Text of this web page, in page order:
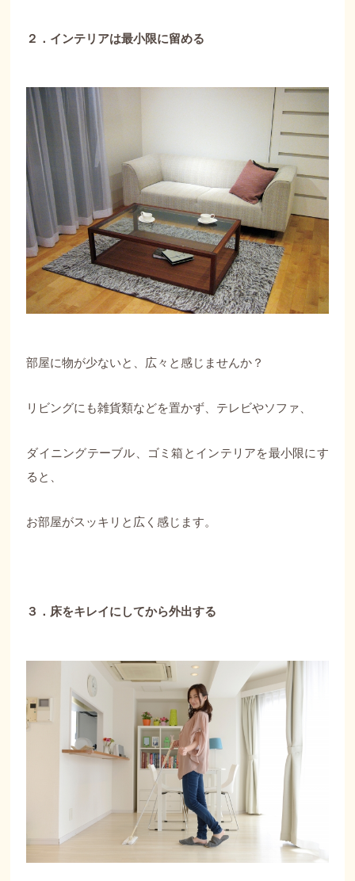
２．インテリアは最小限に留める
部屋に物が少ないと、広々と感じませんか？
リビングにも雑貨類などを置かず、テレビやソファ、
ダイニングテーブル、ゴミ箱とインテリアを最小限にす
ると、
お部屋がスッキリと広く感じます。
３．床をキレイにしてから外出する